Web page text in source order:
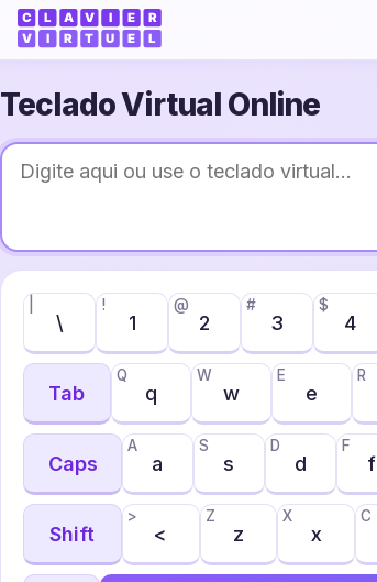
Teclado Virtual Online
\ 1
!
2
@
3
#
4
$
Tab q
Q
w
W
e
E R
Caps a
A
s
S
d
D
f
F
Shift <
>
z
Z
x
X C